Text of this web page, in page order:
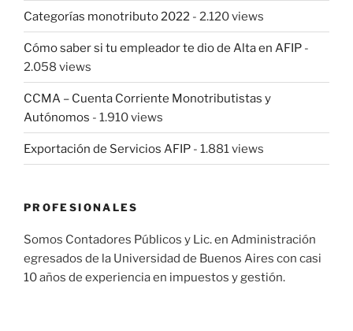
Categorías monotributo 2022 - 2.120 views
Cómo saber si tu empleador te dio de Alta en AFIP -
2.058 views
CCMA – Cuenta Corriente Monotributistas y
Autónomos - 1.910 views
Exportación de Servicios AFIP - 1.881 views
PROFESIONALES
Somos Contadores Públicos y Lic. en Administración
egresados de la Universidad de Buenos Aires con casi
10 años de experiencia en impuestos y gestión.